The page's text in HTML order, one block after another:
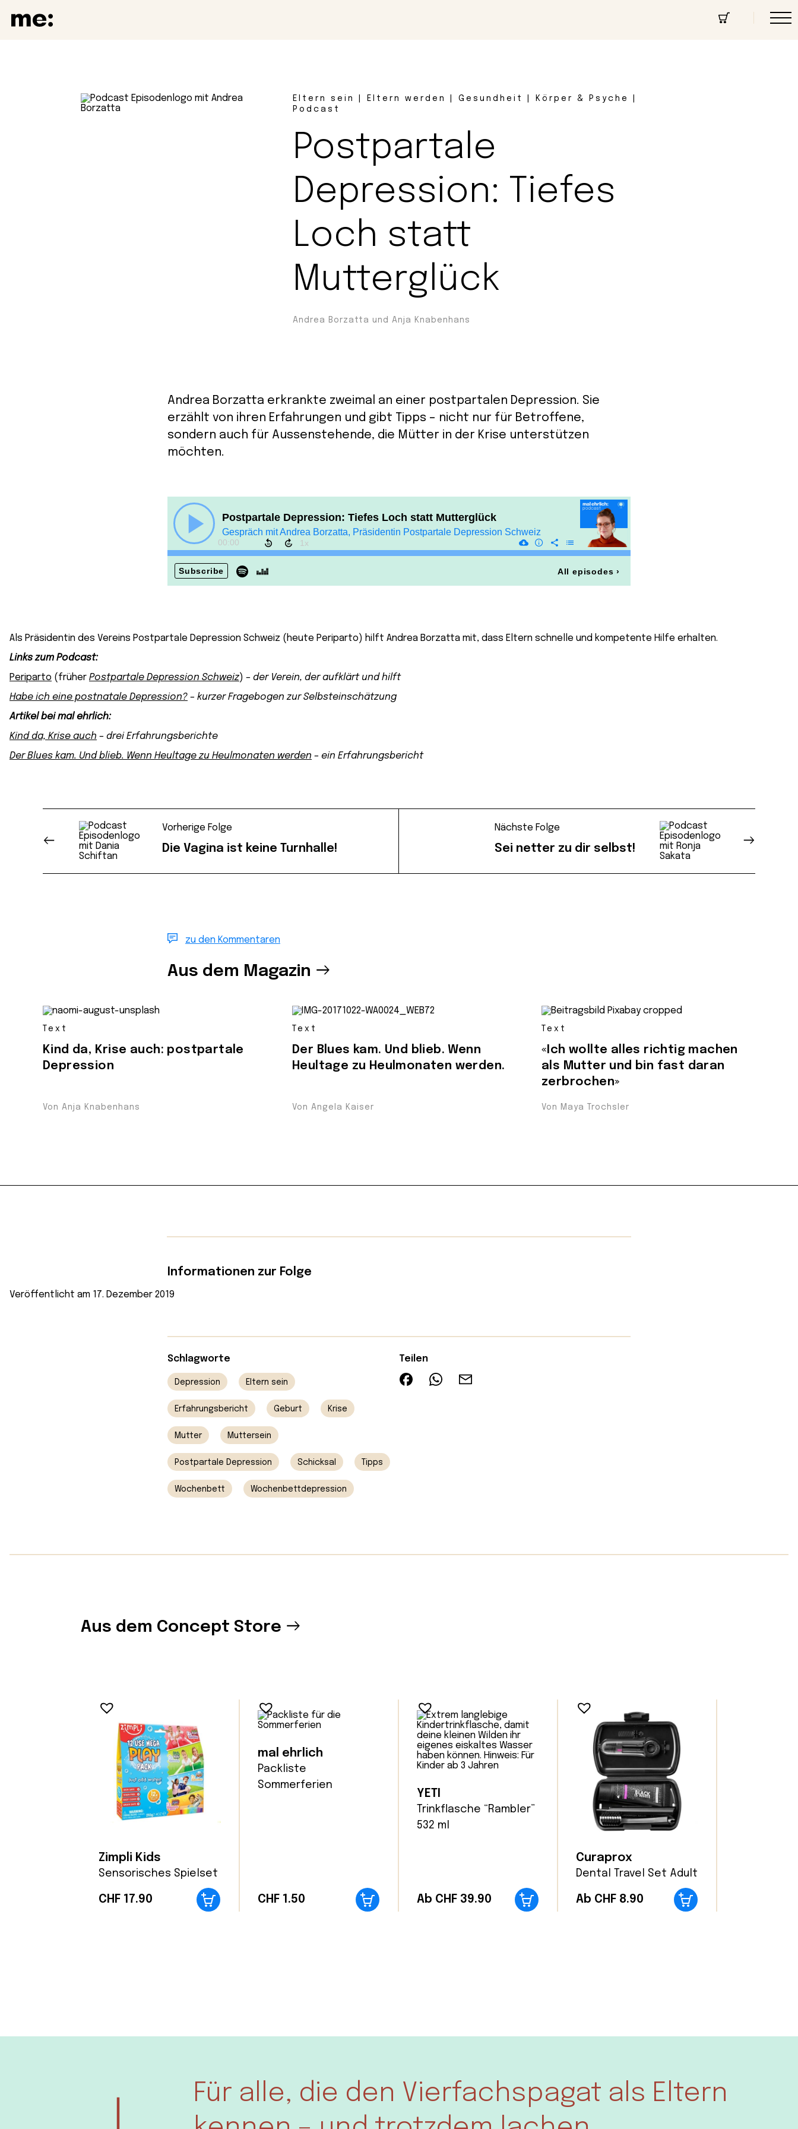
Community
Eltern sein | Eltern werden | Gesundheit | Körper & Psyche |
Podcast
Postpartale
Depression: Tiefes
Loch statt
Mutterglück
Andrea Borzatta und Anja Knabenhans
Andrea Borzatta erkrankte zweimal an einer postpartalen Depression. Sie
erzählt von ihren Erfahrungen und gibt Tipps – nicht nur für Betroffene,
sondern auch für Aussenstehende, die Mütter in der Krise unterstützen
möchten.
Als Präsidentin des Vereins Postpartale Depression Schweiz (heute Periparto) hilft Andrea Borzatta mit, dass Eltern schnelle und kompetente Hilfe erhalten.
Links zum Podcast:
Periparto (früher Postpartale Depression Schweiz) – der Verein, der aufklärt und hilft
Habe ich eine postnatale Depression? – kurzer Fragebogen zur Selbsteinschätzung
Artikel bei mal ehrlich:
Kind da, Krise auch – drei Erfahrungsberichte
Der Blues kam. Und blieb. Wenn Heultage zu Heulmonaten werden – ein Erfahrungsbericht
Vorherige Folge
Die Vagina ist keine Turnhalle!
Nächste Folge
Sei netter zu dir selbst!
zu den Kommentaren
Aus dem Magazin
Text
Kind da, Krise auch: postpartale
Depression
Von Anja Knabenhans
Text
Der Blues kam. Und blieb. Wenn
Heultage zu Heulmonaten werden.
Von Angela Kaiser
Text
«Ich wollte alles richtig machen
als Mutter und bin fast daran
zerbrochen»
Von Maya Trochsler
Informationen zur Folge
Veröffentlicht am 17. Dezember 2019
Schlagworte
Depression Eltern sein
Erfahrungsbericht Geburt Krise
Mutter Muttersein
Postpartale Depression Schicksal Tipps
Wochenbett Wochenbettdepression
Teilen
Aus dem Concept Store
Zimpli Kids
Sensorisches Spielset
CHF 17.90
mal ehrlich
Packliste
Sommerferien
CHF 1.50
YETI
Trinkflasche “Rambler”
532 ml
Ab CHF 39.90
Curaprox
Dental Travel Set Adult
Ab CHF 8.90
Für alle, die den Vierfachspagat als Eltern